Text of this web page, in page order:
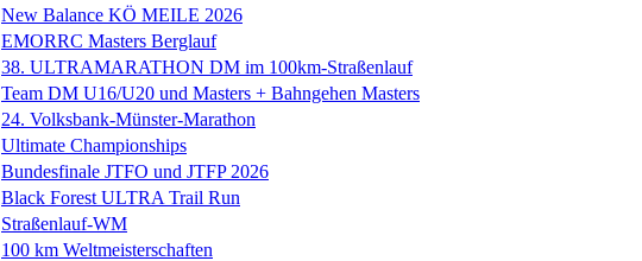
New Balance KÖ MEILE 2026
EMORRC Masters Berglauf
38. ULTRAMARATHON DM im 100km-Straßenlauf
Team DM U16/U20 und Masters + Bahngehen Masters
24. Volksbank-Münster-Marathon
Ultimate Championships
Bundesfinale JTFO und JTFP 2026
Black Forest ULTRA Trail Run
Straßenlauf-WM
100 km Weltmeisterschaften